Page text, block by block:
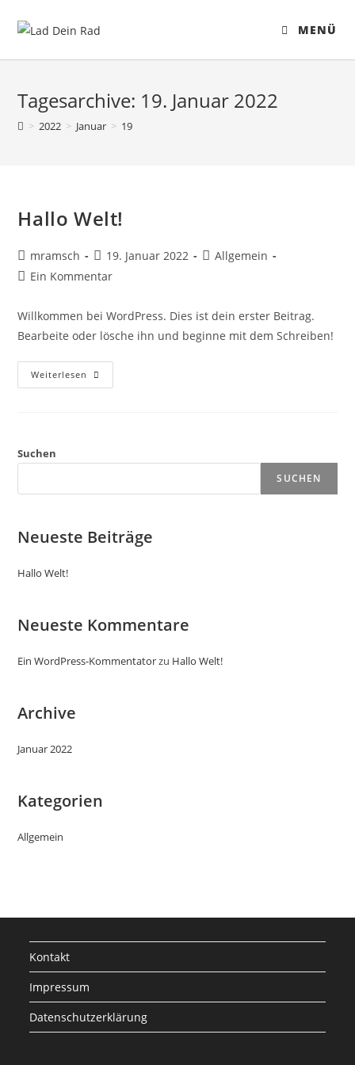
MENÜ
Tagesarchive: 19. Januar 2022
> 2022 > Januar > 19
Hallo Welt!
mramsch 19. Januar 2022
Allgemein
Ein Kommentar
Willkommen bei WordPress. Dies ist dein erster Beitrag.
Bearbeite oder lösche ihn und beginne mit dem Schreiben!
Weiterlesen
Suchen
SUCHEN
Neueste Beiträge
Hallo Welt!
Neueste Kommentare
Ein WordPress-Kommentatorzu Hallo Welt!
Archive
Januar 2022
Kategorien
Allgemein
Kontakt
Impressum
Datenschutzerklärung